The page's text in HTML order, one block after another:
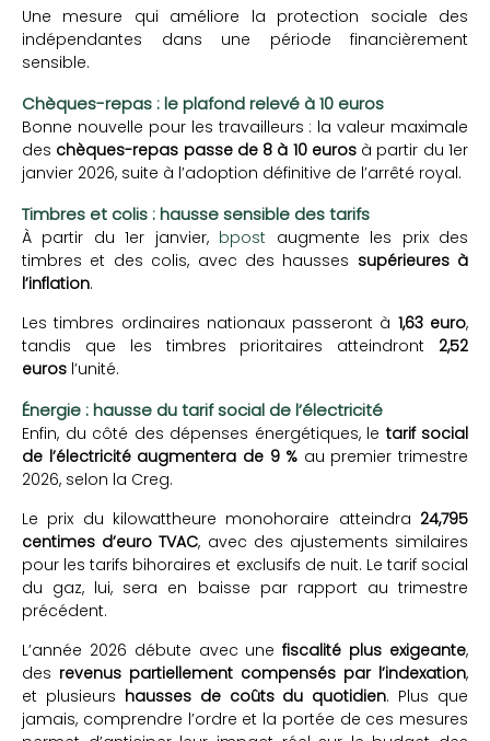
Une mesure qui améliore la protection sociale des
indépendantes dans une période financièrement
sensible.
Chèques-repas : le plafond relevé à 10 euros
Bonne nouvelle pour les travailleurs : la valeur maximale
des chèques-repas passe de 8 à 10 eurosà partir du 1er
janvier 2026, suite à l’adoption définitive de l’arrêté royal.
Timbres et colis : hausse sensible des tarifs
À partir du 1er janvier, bpost augmente les prix des
timbres et des colis, avec des hausses supérieures à
l’inflation.
Les timbres ordinaires nationaux passeront à 1,63 euro,
tandis que les timbres prioritaires atteindront 2,52
euros l’unité.
Énergie : hausse du tarif social de l’électricité
Enfin, du côté des dépenses énergétiques, le tarif social
de l’électricité augmentera de 9 % au premier trimestre
2026, selon la Creg.
Le prix du kilowattheure monohoraire atteindra 24,795
centimes d’euro TVAC, avec des ajustements similaires
pour les tarifs bihoraires et exclusifs de nuit. Le tarif social
du gaz, lui, sera en baisse par rapport au trimestre
précédent.
L’année 2026 débute avec unefiscalité plus exigeante,
des revenus partiellement compensés par l’indexation,
et plusieurs hausses de coûts du quotidien. Plus que
jamais, comprendre l’ordre et la portée de ces mesures